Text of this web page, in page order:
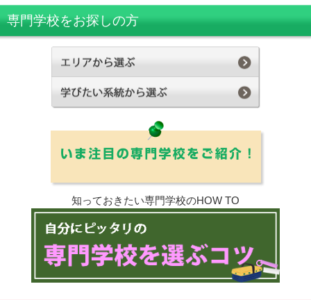
専門学校をお探しの方
知っておきたい専門学校のHOW TO